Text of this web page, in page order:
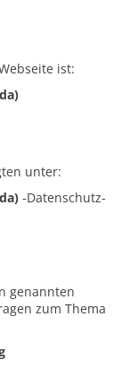
ist:
unter:
-Datenschutz-
genannten
zum Thema